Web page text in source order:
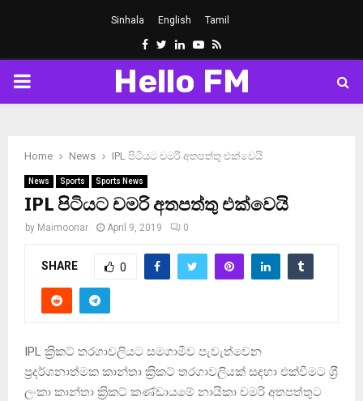
Sinhala English Tamil
Facebook
Twitter
LinkedinYoutube
Rss
PRIMARY
Hello FM
Home News IPL පිටියට චමරි අතපත්තු එක්වෙයි
News Sports Sports News
IPL පිටියට චමරි අතපත්තු එක්වෙයි
by Maimoonar April 9, 2019 0
SHARE 0
IPL ක‍්‍රිකට් තරගාවලියට සමගාමීව පැවැත්වෙන
ප‍්‍රදර්ශනාත්මක කාන්තා ක‍්‍රිකට් තරගාවලියක් සඳහා එක්වීමට ශ‍්‍රී
ලංකා කාන්තා ක‍්‍රිකට් කණ්ඩායමේ නායිකා චමරි අතපත්තුට